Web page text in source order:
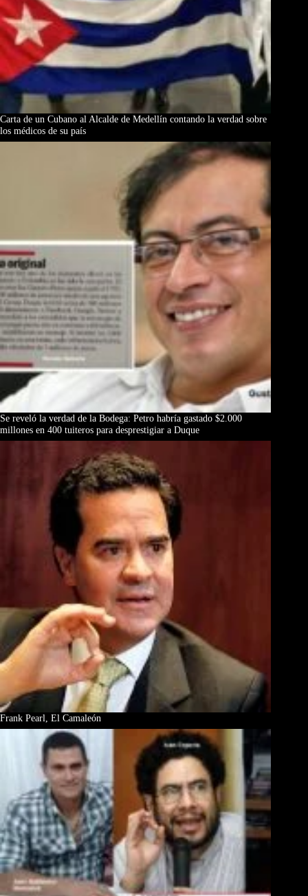
Carta de un Cubano al Alcalde de Medellín contando la verdad sobre
los médicos de su país
Se reveló la verdad de la Bodega: Petro habría gastado $2.000
millones en 400 tuiteros para desprestigiar a Duque
Frank Pearl, El Camaleón